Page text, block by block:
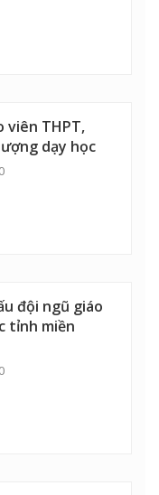
viên THPT,
dạy học
đội ngũ giáo
tỉnh miền